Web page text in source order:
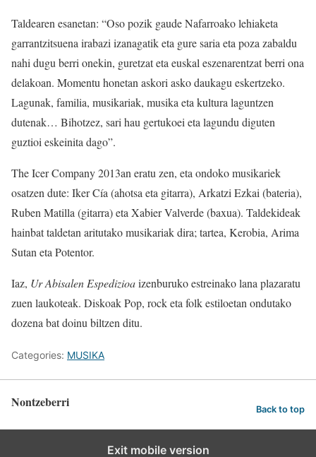
Taldearen esanetan: “Oso pozik gaude Nafarroako lehiaketa
garrantzitsuena irabazi izanagatik eta gure saria eta poza zabaldu
nahi dugu berri onekin, guretzat eta euskal eszenarentzat berri ona
delakoan. Momentu honetan askori asko daukagu eskertzeko.
Lagunak, familia, musikariak, musika eta kultura laguntzen
dutenak… Bihotzez, sari hau gertukoei eta lagundu diguten
guztioi eskeinita dago”.
The Icer Company 2013an eratu zen, eta ondoko musikariek
osatzen dute: Iker Cía (ahotsa eta gitarra), Arkatzi Ezkai (bateria),
Ruben Matilla (gitarra) eta Xabier Valverde (baxua). Taldekideak
hainbat taldetan aritutako musikariak dira; tartea, Kerobia, Arima
Sutan eta Potentor.
Iaz, Ur Abisalen Espedizioaizenburuko estreinako lana plazaratu
zuen laukoteak. Diskoak Pop, rock eta folk estiloetan ondutako
dozena bat doinu biltzen ditu.
Categories: MUSIKA
Nontzeberri Back to top
Exit mobile version